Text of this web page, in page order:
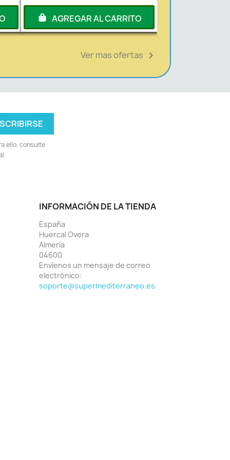
AGREGAR AL CARRITO
Ver mas ofertas 
ello, consulte
INFORMACIÓN DE LA TIENDA
España
Huercal Overa
Almería
04600
Envíenos un mensaje de correo
electrónico:
soporte@supermediterraneo.es